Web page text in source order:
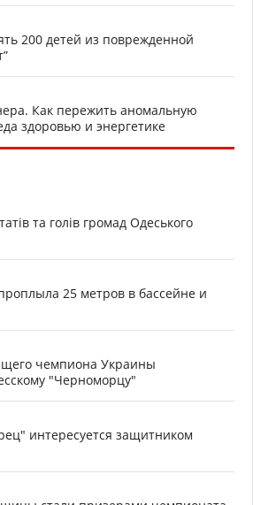
200 детей из поврежденной
Как пережить аномальную
здоровью и энергетике
та голів громад Одеського
25 метров в бассейне и
чемпиона Украины
"Черноморцу"
интересуется защитником